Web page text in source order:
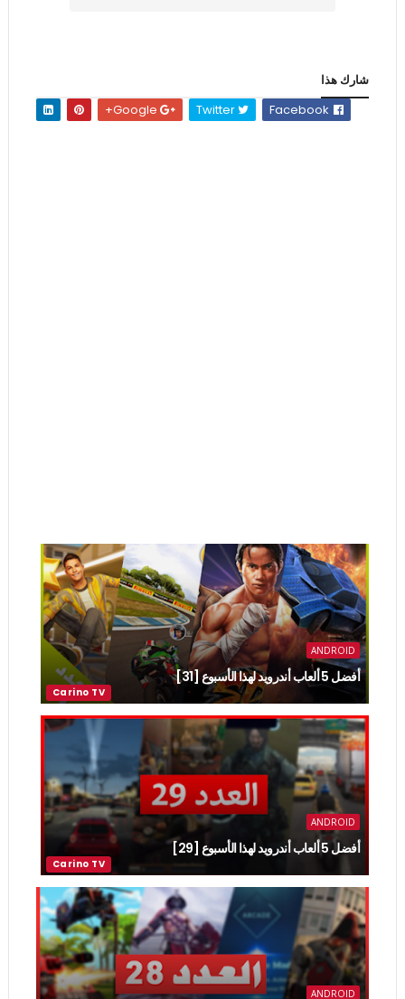
شارك هذا
Twitter
ANDROID
أفضل 5 ألعاب أندرويد لهذا الأسبوع [31]
ANDROID
أفضل 5 ألعاب أندرويد لهذا الأسبوع [29]
ANDROID